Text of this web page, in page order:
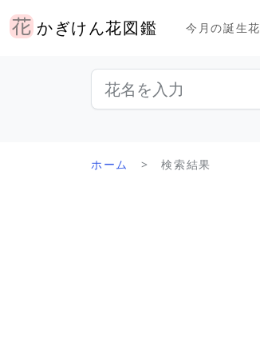
かぎけん花図鑑 今月の誕生花
ホーム 検索結果